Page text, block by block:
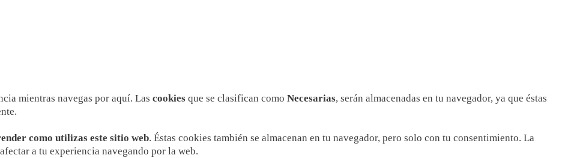
mientras navegas por aquí. Las cookies que se clasifican como Necesarias, serán almacenadas en tu navegador, ya que éstas
como utilizas este sitio web. Éstas cookies también se almacenan en tu navegador, pero solo con tu consentimiento. La
a tu experiencia navegando por la web.